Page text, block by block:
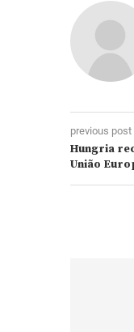
previous post
Hungria
União